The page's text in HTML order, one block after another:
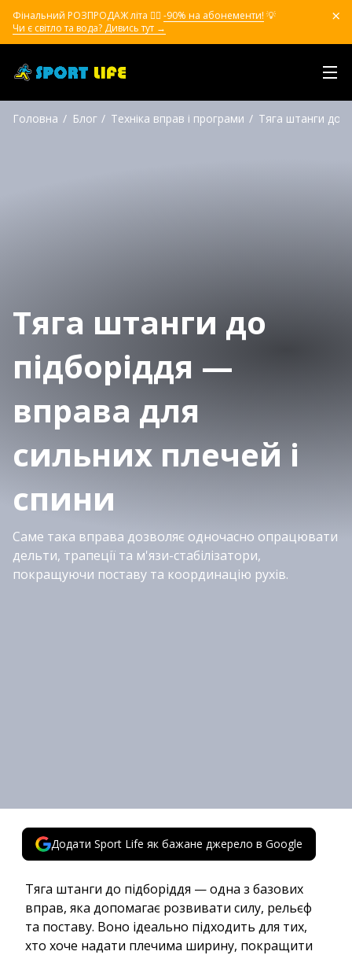
Фінальний РОЗПРОДАЖ літа ❤️‍🔥 -90% на абонементи! 💡
Чи є світло та вода? Дивись тут →
Головна Блог Техніка вправ і програми Тяга штанги до
Тяга штанги до
підборіддя —
вправа для
сильних плечей і
спини
Саме така вправа дозволяє одночасно опрацювати
дельти, трапеції та м'язи-стабілізатори,
покращуючи поставу та координацію рухів.
Додати Sport Life як бажане джерело в Google
Тяга штанги до підборіддя — одна з базових
вправ, яка допомагає розвивати силу, рельєф
та поставу. Воно ідеально підходить для тих,
хто хоче надати плечима ширину, покращити